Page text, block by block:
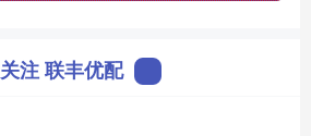
关注 联丰优配